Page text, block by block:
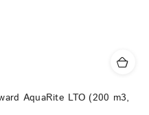
AquaRite LTO (200 m3,